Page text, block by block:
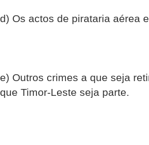
d) Os actos de pirataria aérea
e) Outros crimes a que seja
que Timor-Leste seja parte.